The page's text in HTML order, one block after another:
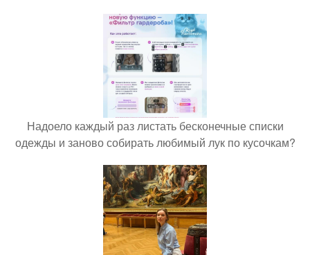
Надоело каждый раз листать бесконечные списки
одежды и заново собирать любимый лук по кусочкам?